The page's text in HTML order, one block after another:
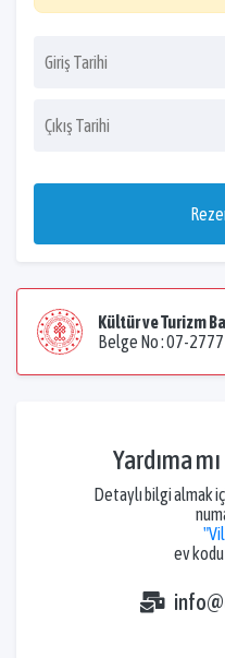
Kültür ve Turizm
Belge No : 07-2777
Yardıma
Detaylı bilgi almak
ev kodu